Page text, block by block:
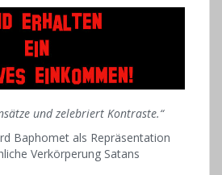
und zelebriert Kontraste.“
Baphomet als Repräsentation
Verkörperung Satans